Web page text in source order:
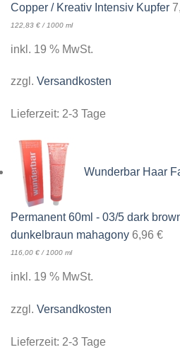
Copper / Kreativ Intensiv Kupfer
122,83 € / 1000 ml
inkl. 19 % MwSt.
zzgl. Versandkosten
Lieferzeit: 2-3 Tage
Wunderbar Haar
Permanent 60ml - 03/5 dark
dunkelbraun mahagony 6,96 €
116,00 € / 1000 ml
inkl. 19 % MwSt.
zzgl. Versandkosten
Lieferzeit: 2-3 Tage